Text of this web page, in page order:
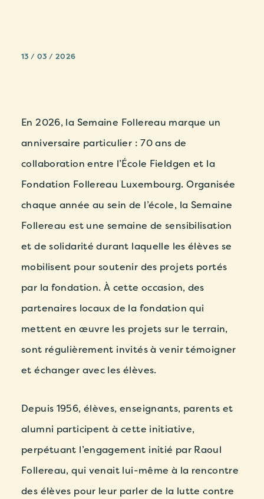
13 / 03 / 2026
En 2026, la Semaine Follereau marque un
anniversaire particulier :70 ans de
collaboration entre l’École Fieldgen et la
Fondation Follereau Luxembourg.Organisée
chaque année au sein de l’école, la Semaine
Follereau est une semaine de sensibilisation
et de solidarité durant laquelle les élèves se
mobilisent pour soutenir des projets portés
par la fondation. À cette occasion, des
partenaires locaux de la fondation qui
mettent en œuvre les projets sur le terrain,
sont régulièrement invités à venir témoigner
et échanger avec les élèves.
Depuis 1956, élèves, enseignants, parents et
alumni participent à cette initiative,
perpétuant l’engagement initié par Raoul
Follereau, qui venait lui-même à la rencontre
des élèves pour leur parler de la lutte contre